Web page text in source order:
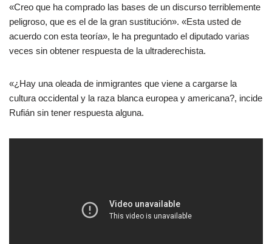
«Creo que ha comprado las bases de un discurso terriblemente
peligroso, que es el de la gran sustitución». «Esta usted de
acuerdo con esta teoría», le ha preguntado el diputado varias
veces sin obtener respuesta de la ultraderechista.
«¿Hay una oleada de inmigrantes que viene a cargarse la
cultura occidental y la raza blanca europea y americana?, incide
Rufián sin tener respuesta alguna.